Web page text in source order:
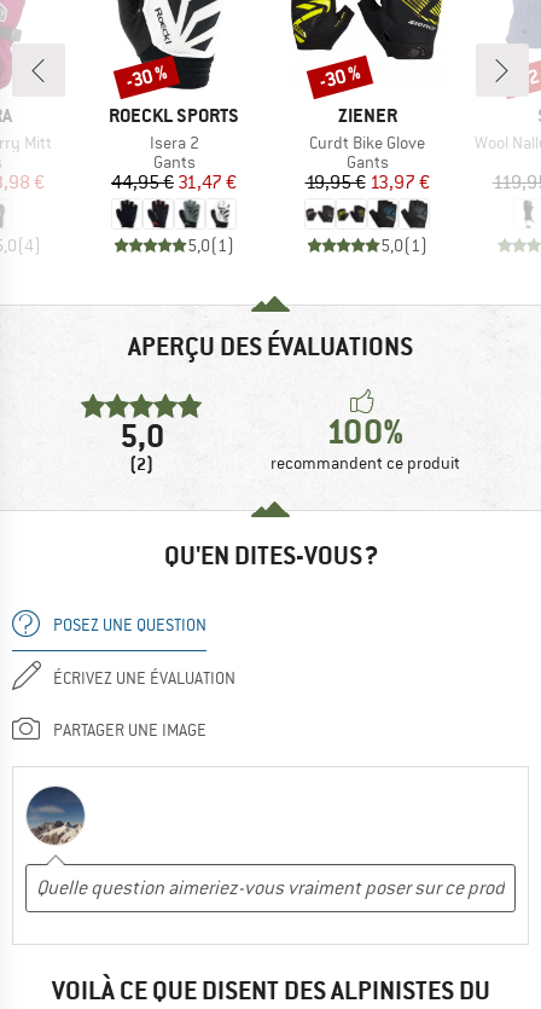
Mitt
group
réduit
€
(4)
MARQUE
ROECKL SPORTS
Article
Isera 2
Product group
Gants
Prix
44,95 €Prix réduit
31,47 €
5,0(1)
Remise
-30 %
MARQUE
ZIENER
Article
Curdt Bike Glove
Product group
Gants
Prix
19,95 €Prix réduit
13,97 €
5,0(1)
Remise
-30 %
Article
Wool
-
APERÇU DES ÉVALUATIONS
5,0
(2)
100%
recommandent ce produit
QU'EN DITES-VOUS ?
POSEZ UNE QUESTION
ÉCRIVEZ UNE ÉVALUATION
PARTAGER UNE IMAGE
VOILÀ CE QUE DISENT DES ALPINISTES DU